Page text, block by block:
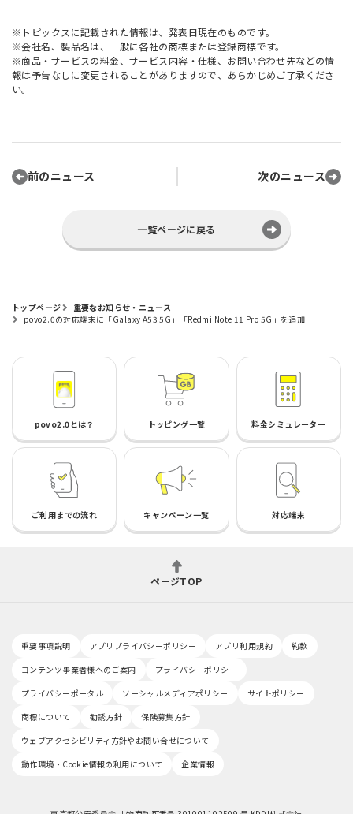
※トピックスに記載された情報は、発表日現在のものです。
※会社名、製品名は、一般に各社の商標または登録商標です。
※商品・サービスの料金、サービス内容・仕様、お問い合わせ先などの情
報は予告なしに変更されることがありますので、あらかじめご了承くださ
い。
前のニュース 次のニュース
一覧ページに戻る
トップページ
重要なお知らせ・ニュース
povo2.0の対応端末に「Galaxy A53 5G」「Redmi Note 11 Pro 5G」を追加
povo2.0とは？ トッピング一覧 料金シミュレーター
ご利用までの流れ キャンペーン一覧 対応端末
ページTOP
重要事項説明 アプリプライバシーポリシー アプリ利用規約
約款
コンテンツ事業者様へのご案内
プライバシーポリシー
プライバシーポータル
ソーシャルメディアポリシー
サイトポリシー
商標について
勧誘方針
保険募集方針
ウェブアクセシビリティ方針やお問い合せについて
動作環境・Cookie情報の利用について
企業情報